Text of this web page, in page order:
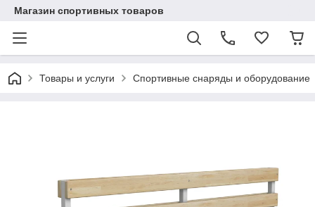
Магазин спортивных товаров
Товары и услуги Спортивные снаряды и оборудование